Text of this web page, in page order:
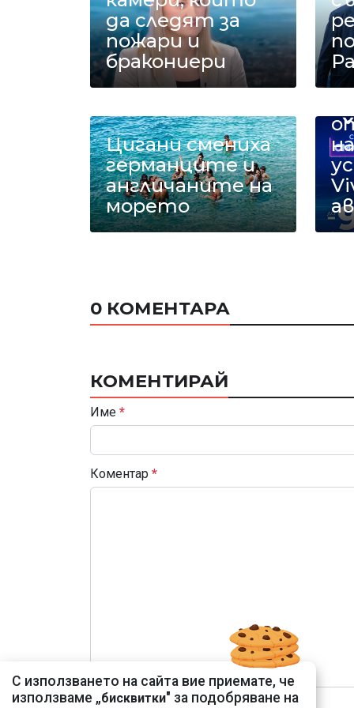
да следят за
пожари и
бракониери
Цигани смениха
германците и
англичаните на
морето
0 КОМЕНТАРА
КОМЕНТИРАЙ
Име *
Коментар *
С използването на сайта вие приемате, че
използваме „бисквитки" за подобряване на